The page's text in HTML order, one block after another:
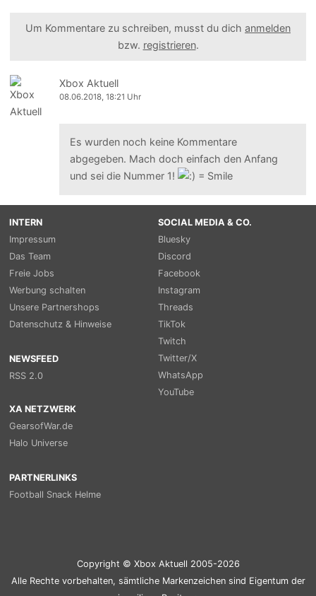
Um Kommentare zu schreiben, musst du dich anmelden
bzw. registrieren.
Xbox Aktuell
08.06.2018, 18:21 Uhr
Es wurden noch keine Kommentare
abgegeben. Mach doch einfach den Anfang
und sei die Nummer 1!
INTERN
Impressum
Das Team
Freie Jobs
Werbung schalten
Unsere Partnershops
Datenschutz & Hinweise
NEWSFEED
RSS 2.0
SOCIAL MEDIA & CO.
Bluesky
Discord
Facebook
Instagram
Threads
TikTok
Twitch
Twitter/X
WhatsApp
YouTube
XA NETZWERK
GearsofWar.de
Halo Universe
PARTNERLINKS
Football Snack Helme
Copyright © Xbox Aktuell 2005-2026
Alle Rechte vorbehalten, sämtliche Markenzeichen sind Eigentum der